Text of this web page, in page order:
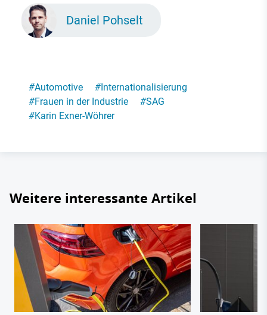
Daniel Pohselt
#Automotive #Internationalisierung
#Frauen in der Industrie #SAG
#Karin Exner-Wöhrer
Weitere interessante Artikel